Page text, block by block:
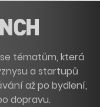
tématům, která
a startupů
až po bydlení,
dopravu.